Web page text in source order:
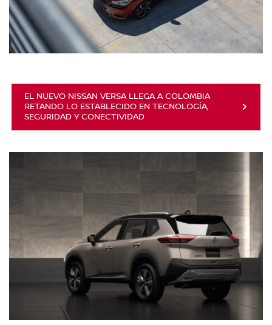
EL NUEVO NISSAN VERSA LLEGA A COLOMBIA
RETANDO LO ESTABLECIDO EN TECNOLOGÍA,
SEGURIDAD Y CONECTIVIDAD